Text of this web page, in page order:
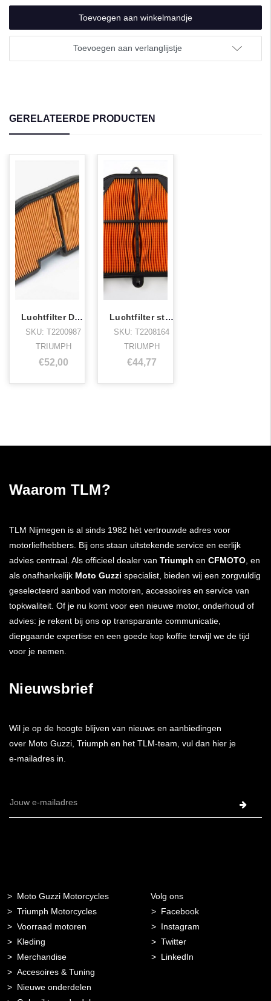
Toevoegen aan verlanglijstje
GERELATEERDE PRODUCTEN
Luchtfilter Daytona 675,street triple
SKU: T2200987
TRIUMPH
€52,00
Luchtfilter street triple, daytona 675
SKU: T2208164
TRIUMPH
€44,77
Waarom TLM?
TLM Nijmegen is al sinds 1982 hèt vertrouwde adres voor
motorliefhebbers. Bij ons staan uitstekende service en eerlijk
advies centraal. Als officieel dealer van Triumph en CFMOTO, en
als onafhankelijk Moto Guzzi specialist, bieden wij een zorgvuldig
geselecteerd aanbod van motoren, accessoires en service van
topkwaliteit. Of je nu komt voor een nieuwe motor, onderhoud of
advies: je rekent bij ons op transparante communicatie,
diepgaande expertise en een goede kop koffie terwijl we de tijd
voor je nemen.
Nieuwsbrief
Wil je op de hoogte blijven van nieuws en aanbiedingen
over Moto Guzzi, Triumph en het TLM-team, vul dan hier je
e-mailadres in.
E-
Moto Guzzi Motorcycles
Triumph Motorcycles
Voorraad motoren
Kleding
Merchandise
Accesoires & Tuning
Nieuwe onderdelen
Volg ons
Facebook
Instagram
Twitter
LinkedIn